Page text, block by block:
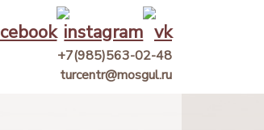
+7(985)563-02-48
turcentr@mosgul.ru